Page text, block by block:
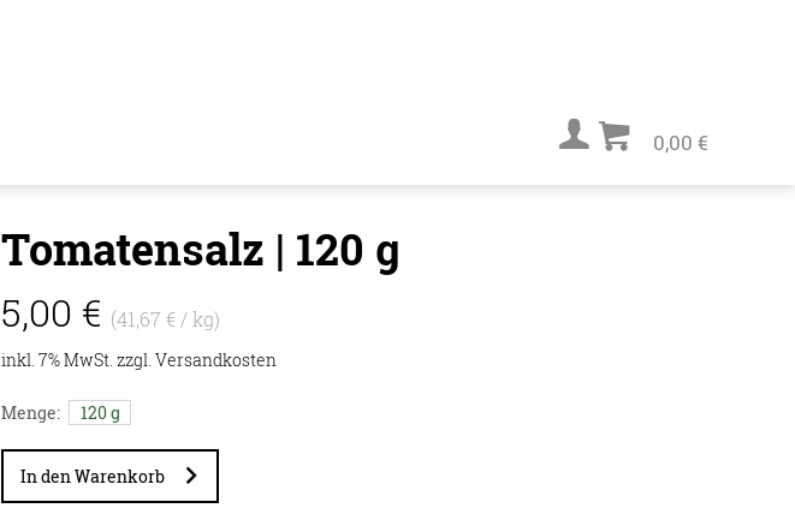
0,00 €
Tomatensalz | 120 g
5,00 € (41,67 € / kg)
inkl. 7% MwSt. zzgl. Versandkosten
Menge: 120 g
In den Warenkorb